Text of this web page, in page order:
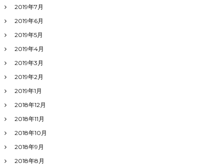
2019年7月
2019年6月
2019年5月
2019年4月
2019年3月
2019年2月
2019年1月
2018年12月
2018年11月
2018年10月
2018年9月
2018年8月